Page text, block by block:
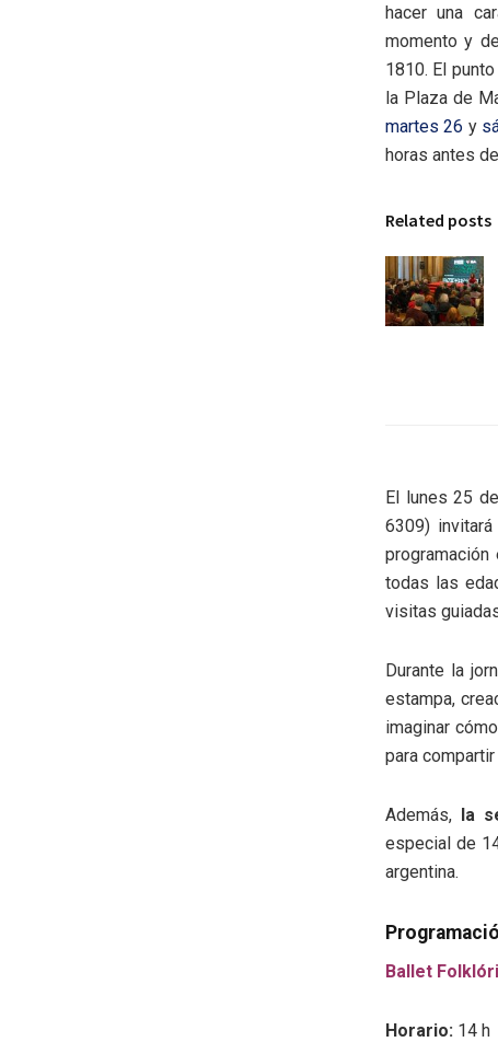
hacer una
momento y
1810. El
la Plaza de
martes 26 y
horas antes
Related posts
El lunes 25
6309)
todas las
visitas
Durante la
estampa,
imaginar
para
Además, la
especial de
argentina.
Ballet
Horario: 14 h